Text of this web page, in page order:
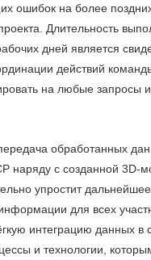
ошибок на более
Длительность
дней является
действий
на любые запросы
обработанных
наряду с созданной 3D-
упростит
для всех
интеграцию данных
и технологии,